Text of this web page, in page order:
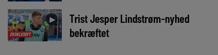
EKSKLUSIVT
►
Trist Jesper Lindstrøm-nyhed
bekræftet